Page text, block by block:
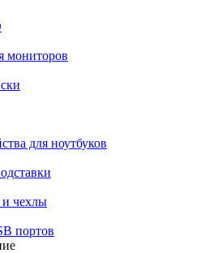
мониторов
для ноутбуков
чехлы
портов